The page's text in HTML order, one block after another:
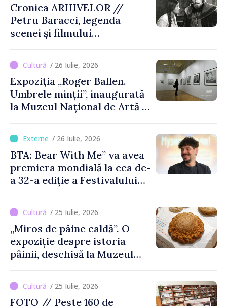
Cronica ARHIVELOR //
Petru Baracci, legenda
scenei și filmului
/ 26 Iulie, 2026
Expoziția „Roger Ballen.
Umbrele minții”, inaugurată
la Muzeul Național de Artă al
/ 26 Iulie, 2026
BTA: Bear With Me” va avea
premiera mondială la cea de-
a 32-a ediție a Festivalului
august
/ 25 Iulie, 2026
„Miros de pâine caldă”. O
expoziție despre istoria
pâinii, deschisă la Muzeul
Moldovei
/ 25 Iulie, 2026
FOTO // Peste 160 de